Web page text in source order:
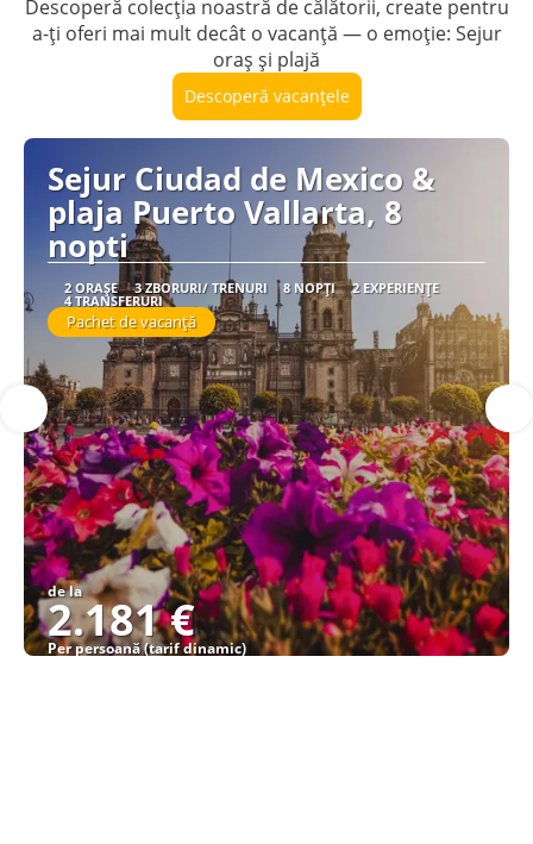
Descoperă colecția noastră de călătorii, create pentru
a-ți oferi mai mult decât o vacanță — o emoție: Sejur
oraș și plajă
Descoperă vacanțele
Sejur Ciudad de Mexico &
plaja Puerto Vallarta, 8
nopti
2 ORAȘE 3 ZBORURI/ TRENURI 8 NOPȚI 2 EXPERIENȚE
4 TRANSFERURI
Pachet de vacanță
de la
2.181 €
Per persoană (tarif dinamic)